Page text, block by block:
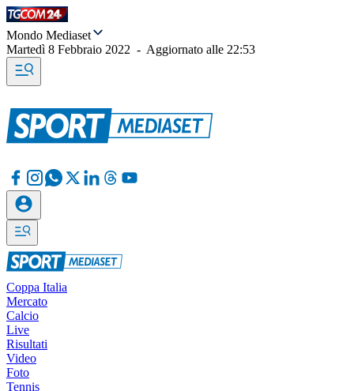
Mondo Mediaset
Martedì 8 Febbraio 2022 - Aggiornato alle 22:53
Coppa Italia
Mercato
Calcio
Live
Risultati
Video
Foto
Tennis